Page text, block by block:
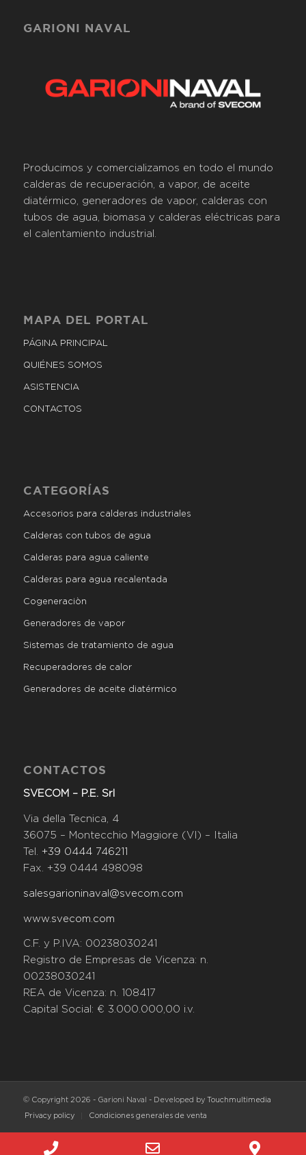
GARIONI NAVAL
Producimos y comercializamos en todo el mundo
calderas de recuperación, a vapor, de aceite
diatérmico, generadores de vapor, calderas con
tubos de agua, biomasa y calderas eléctricas para
el calentamiento industrial.
MAPA DEL PORTAL
PÁGINA PRINCIPAL
QUIÉNES SOMOS
ASISTENCIA
CONTACTOS
CATEGORÍAS
Accesorios para calderas industriales
Calderas con tubos de agua
Calderas para agua caliente
Calderas para agua recalentada
Cogeneraciòn
Generadores de vapor
Sistemas de tratamiento de agua
Recuperadores de calor
Generadores de aceite diatérmico
CONTACTOS
SVECOM – P.E. Srl
Via della Tecnica, 4
36075 – Montecchio Maggiore (VI) – Italia
Tel. +39 0444 746211
Fax. +39 0444 498098
salesgarioninaval@svecom.com
www.svecom.com
C.F. y P.IVA: 00238030241
Registro de Empresas de Vicenza: n.
00238030241
REA de Vicenza: n. 108417
Capital Social: € 3.000.000,00 i.v.
© Copyright 2026 - Garioni Naval - Developed by Touchmultimedia
Privacy policy Condiciones generales de venta